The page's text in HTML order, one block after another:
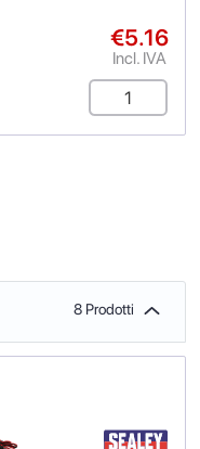
€5.16
Incl. IVA
8 Prodotti